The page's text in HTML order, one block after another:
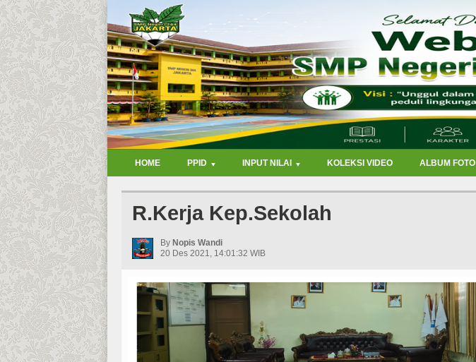
HOME PPID INPUT NILAI KOLEKSI VIDEO ALBUM FOTO
R.Kerja Kep.Sekolah
By Nopis Wandi
20 Des 2021, 14:01:32 WIB